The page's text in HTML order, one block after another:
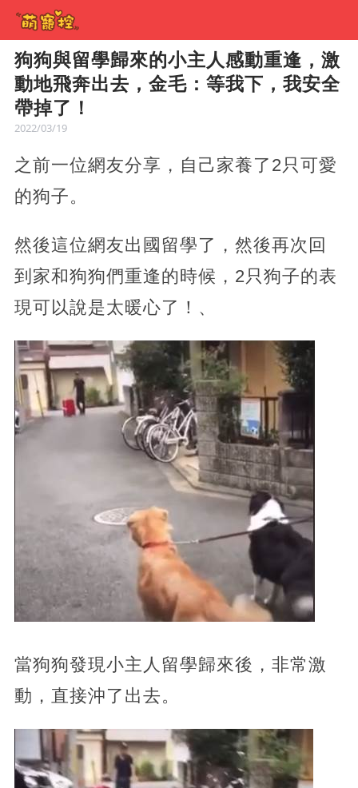
狗狗與留學歸來的小主人感動重逢，激
動地飛奔出去，金毛：等我下，我安全
帶掉了！
2022/03/19
之前一位網友分享，自己家養了2只可愛
的狗子。
然後這位網友出國留學了，然後再次回
到家和狗狗們重逢的時候，2只狗子的表
現可以說是太暖心了！、
當狗狗發現小主人留學歸來後，非常激
動，直接沖了出去。